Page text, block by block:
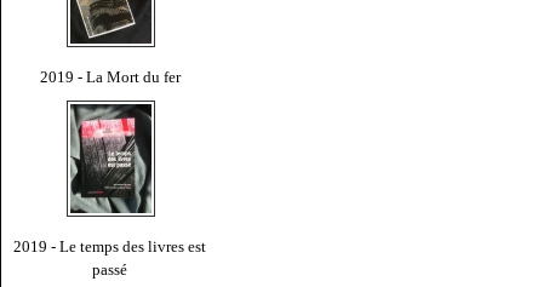
2019 - La Mort du fer
2019 - Le temps des livres est
passé